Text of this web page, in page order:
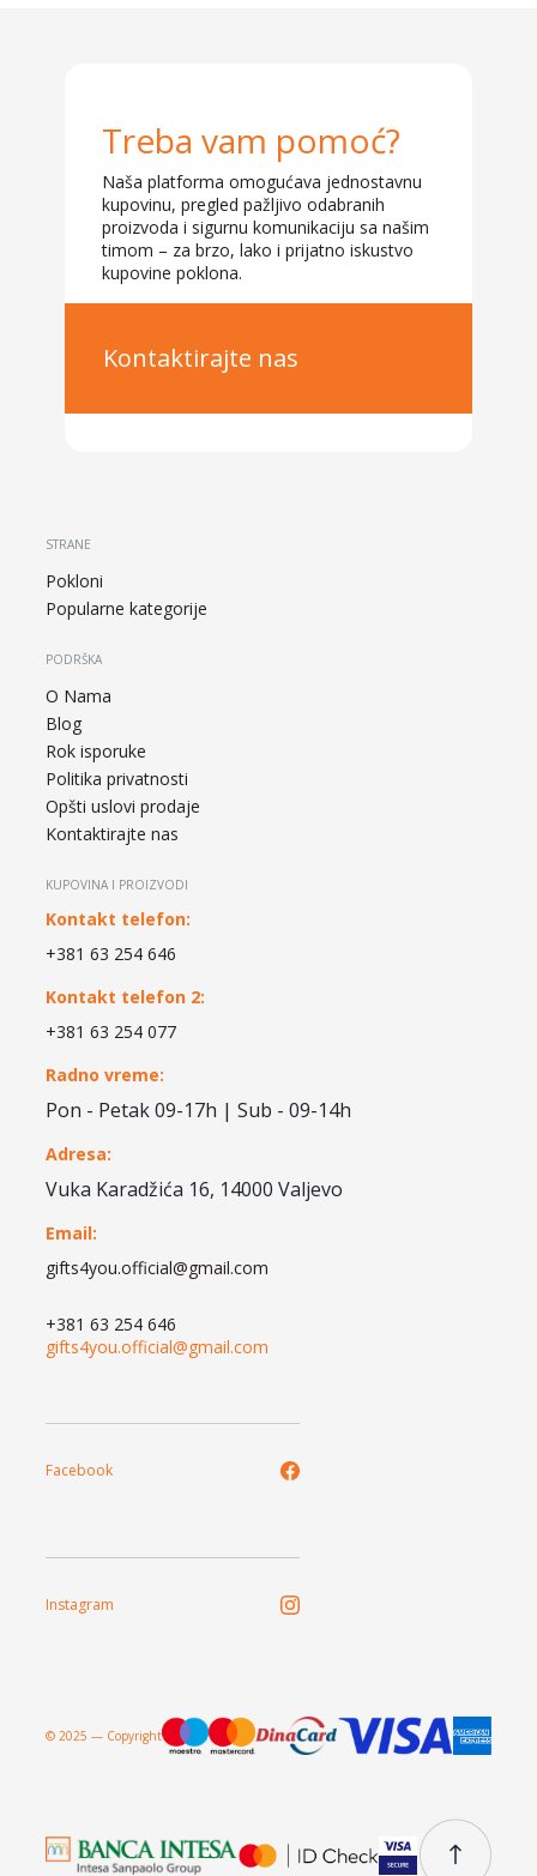
Treba vam pomoć?
Naša platforma omogućava jednostavnu
kupovinu, pregled pažljivo odabranih
proizvoda i sigurnu komunikaciju sa našim
timom – za brzo, lako i prijatno iskustvo
kupovine poklona.
Kontaktirajte nas
STRANE
Pokloni
Popularne kategorije
PODRŠKA
O Nama
Blog
Rok isporuke
Politika privatnosti
Opšti uslovi prodaje
Kontaktirajte nas
KUPOVINA I PROIZVODI
Kontakt telefon:
+381 63 254 646
Kontakt telefon 2:
+381 63 254 077
Radno vreme:
Pon - Petak 09-17h | Sub - 09-14h
Adresa:
Vuka Karadžića 16, 14000 Valjevo
Email:
gifts4you.official@gmail.com
+381 63 254 646
gifts4you.official@gmail.com
Facebook
Instagram
© 2025 — Copyright